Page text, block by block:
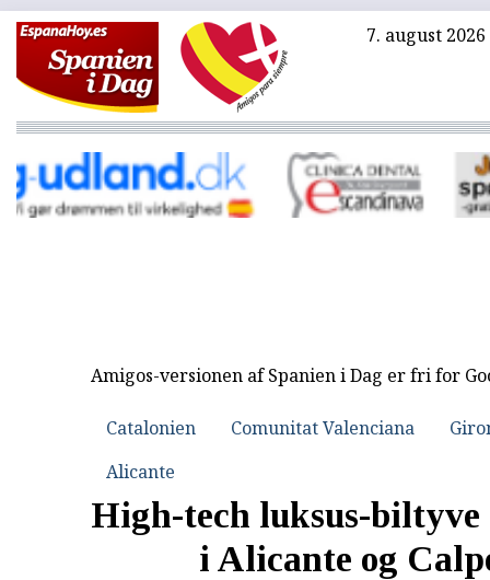
7. august 2026
Amigos-versionen af Spanien i Dag er fri for
Catalonien Comunitat Valenciana
Alicante
High-tech luksus-biltyve
i Alicante og